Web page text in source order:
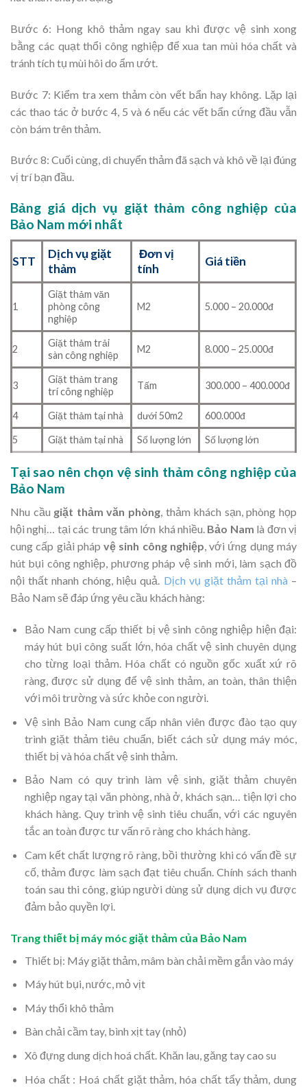
Bước 6: Hong khô thảm ngay sau khi được vệ sinh xong
bằng các quạt thổi công nghiệp để xua tan mùi hóa chất và
tránh tích tụ mùi hôi do ẩm ướt.
Bước 7: Kiểm tra xem thảm còn vết bẩn hay không. Lặp lại
các thao tác ở bước 4, 5 và 6 nếu các vết bẩn cứng đầu vẫn
còn bám trên thảm.
Bước 8: Cuối cùng, di chuyển thảm đã sạch và khô về lại đúng
vị trí bạn đầu.
Bảng giá dịch vụ giặt thảm công nghiệp của
Bảo Nam mới nhất
STT
Dịch vụ giặt
thảm
Đơn vị
tính
Giá tiền
1
Giặt thảm văn
phòng công
nghiệp
M2 5.000 – 20.000đ
2
Giặt thảm trải
sàn công nghiệp
M2 8.000 – 25.000đ
3
Giặt thảm trang
trí công nghiệp
Tấm 300.000 – 400.000đ
4 Giặt thảm tại nhà dưới 50m2 600.000đ
5 Giặt thảm tại nhà Số lượng lớn Số lượng lớn
Tại sao nên chọn vệ sinh thảm công nghiệp của
Bảo Nam
Nhu cầu giặt thảm văn phòng, thảm khách sạn, phòng họp
hội nghị… tại các trung tâm lớn khá nhiều. Bảo Nam là đơn vị
cung cấp giải phápvệ sinh công nghiệp, với ứng dụng máy
hút bụi công nghiệp, phương pháp vệ sinh mới, làm sạch đồ
nội thất nhanh chóng, hiệu quả. Dịch vụ giặt thảm tại nhà –
Bảo Nam sẽ đáp ứng yêu cầu khách hàng:
Bảo Nam cung cấp thiết bị vệ sinh công nghiệp hiện đại:
máy hút bụi công suất lớn, hóa chất vệ sinh chuyên dụng
cho từng loại thảm. Hóa chất có nguồn gốc xuất xứ rõ
ràng, được sử dụng để vệ sinh thảm, an toàn, thân thiện
với môi trường và sức khỏe con người.
Vệ sinh Bảo Nam cung cấp nhân viên được đào tạo quy
trình giặt thảm tiêu chuẩn, biết cách sử dụng máy móc,
thiết bị và hóa chất vệ sinh thảm.
Bảo Nam có quy trình làm vệ sinh, giặt thảm chuyên
nghiệp ngay tại văn phòng, nhà ở, khách sạn… tiện lợi cho
khách hàng. Quy trình vệ sinh tiêu chuẩn, với các nguyên
tắc an toàn được tư vấn rõ ràng cho khách hàng.
Cam kết chất lượng rõ ràng, bồi thường khi có vấn đề sự
cố, thảm được làm sạch đạt tiêu chuẩn. Chính sách thanh
toán sau thi công, giúp người dùng sử dụng dịch vụ được
đảm bảo quyền lợi.
Trang thiết bị máy móc giặt thảm của Bảo Nam
Thiết bị: Máy giặt thảm, mâm bàn chải mềm gắn vào máy
Máy hút bụi, nước, mỏ vịt
Máy thổi khô thảm
Bàn chải cầm tay, bình xịt tay (nhỏ)
Xô đựng dung dịch hoá chất. Khăn lau, găng tay cao su
Hóa chất : Hoá chất giặt thảm, hóa chất tẩy thảm, dung